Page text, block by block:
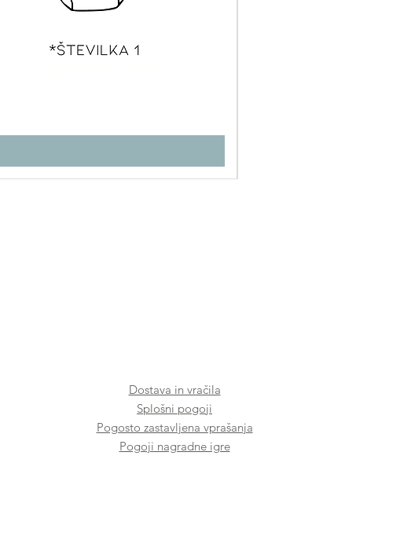
Dostava in vračila
Splošni pogoji
Pogosto zastavljena vprašanja
Pogoji nagradne igre